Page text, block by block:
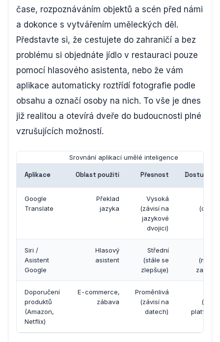
čase, rozpoznáváním objektů a scén před námi
a dokonce s vytvářením uměleckých děl.
Představte si, že cestujete do zahraničí a bez
problému si objednáte jídlo v restauraci pouze
pomocí hlasového asistenta, nebo že vám
aplikace automaticky roztřídí fotografie podle
obsahu a označí osoby na nich. To vše je dnes
již realitou a otevírá dveře do budoucnosti plné
vzrušujících možností.
Srovnání aplikací umělé inteligence
Aplikace Oblast použití Přesnost
Google
Translate
Překlad
jazyka
Vysoká
(závisí na
jazykové
dvojici)
Siri /
Asistent
Google
Hlasový
asistent
Střední
(stále se
zlepšuje)
Doporučení
produktů
(Amazon,
Netflix)
E-commerce,
zábava
Proměnlivá
(závisí na
datech)